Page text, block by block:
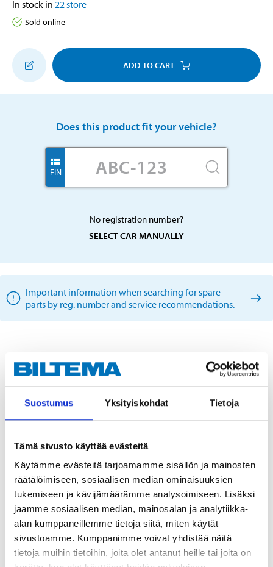
Suostumus Yksityiskohdat Tietoja
Tämä sivusto käyttää evästeitä
Käytämme evästeitä tarjoamamme sisällön ja mainosten
räätälöimiseen, sosiaalisen median ominaisuuksien
tukemiseen ja kävijämäärämme analysoimiseen. Lisäksi
jaamme sosiaalisen median, mainosalan ja analytiikka-
alan kumppaneillemme tietoja siitä, miten käytät
sivustoamme. Kumppanimme voivat yhdistää näitä
tietoja muihin tietoihin, joita olet antanut heille tai joita on
In stock in 22 store
Sold online
ADD TO CART
Does this product fit your vehicle?
FIN
No registration number?
SELECT CAR MANUALLY
Important information when searching for spare
parts by reg. number and service recommendations.
Description
Brake disc
Ventilated from the inside
Diameter
263 mm
Thickness
22 mm
Min. thickness
20,4 mm
Height
67,3 mm